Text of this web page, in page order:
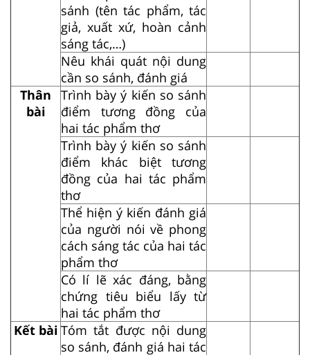
sánh (tên tác phẩm, tác
giả, xuất xứ, hoàn cảnh
sáng tác,…)
Nêu khái quát nội dung
cần so sánh, đánh giá
Thân
bài
Trình bày ý kiến so sánh
điểm tương đồng của
hai tác phẩm thơ
Trình bày ý kiến so sánh
điểm khác biệt tương
đồng của hai tác phẩm
thơ
Thể hiện ý kiến đánh giá
của người nói về phong
cách sáng tác của hai tác
phẩm thơ
Có lí lẽ xác đáng, bằng
chứng tiêu biểu lấy từ
hai tác phẩm thơ
Kết bài Tóm tắt được nội dung
so sánh, đánh giá hai tác